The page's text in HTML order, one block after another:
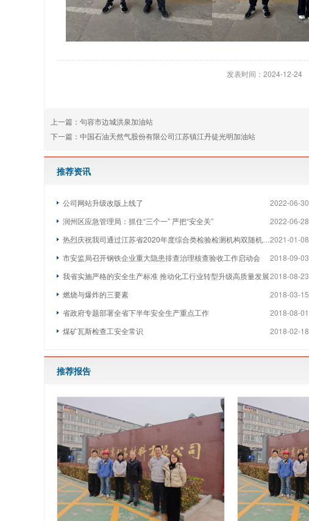
发表时间：2024-12-24
上一篇： 句容市边城洪泉加油站
下一篇： 中国石油天然气股份有限公司江苏镇江丹徒光明加油站
推荐资讯
2022-06-30
公司网站升级改版上线了
2022-06-28
润州区应急管理局：抓住“三个一” 严把“安全关”
2021-01-08
热烈庆祝我司通过江苏省2020年度综合类检验检测机构双随机监督检查
2018-09-03
市安监局召开钢铁企业重大隐患排查治理核查验收工作启动会
2018-08-23
我省实施严格的安全生产标准 推动化工行业转型升级高质量发展
2018-03-15
燃烧与爆炸的三要素
2018-08-01
省政府专题部署全省下半年安全生产重点工作
2018-02-18
煤矿瓦斯检查工安全常识
推荐报告